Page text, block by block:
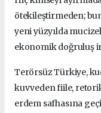
ötekileştirmeden;
yeni yüzyılda
ekonomik doğruluş
Terörsüz Türkiye,
kuvveden fiile,
erdem safhasına